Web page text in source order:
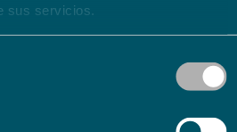
sus servicios.